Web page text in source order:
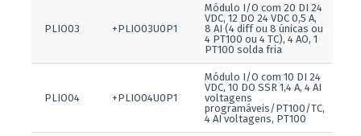
PLIO03 +PLIO03U0P1
Módulo I/O com 20 DI 24
VDC, 12 DO 24 VDC 0,5 A,
8 AI (4 diff ou 8 únicas ou
4 PT100 ou 4 TC), 4 AO, 1
PT100 solda fria
PLIO04 +PLIO04U0P1
Módulo I/O com 10 DI 24
VDC, 10 DO SSR 1,4 A, 4 AI
voltagens
programáveis/PT100/TC,
4 AI voltagens, PT100